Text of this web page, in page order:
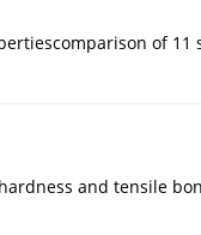
of
and tensile